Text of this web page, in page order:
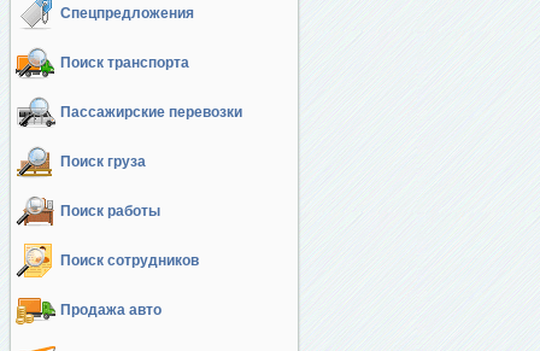
Спецпредложения
Поиск транспорта
Пассажирские перевозки
Поиск груза
Поиск работы
Поиск сотрудников
Продажа авто